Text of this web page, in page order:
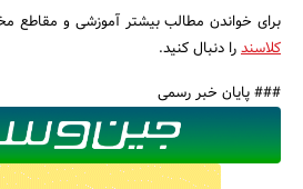
برای خواندن مطالب بیشتر آموزشی و مقاطع
کلاسندرا دنبال کنید.
### پایان خبر رسمی